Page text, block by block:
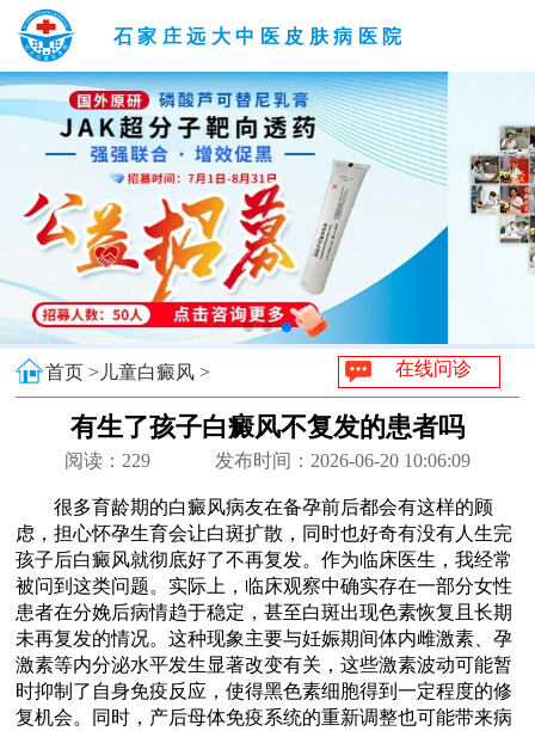
石家庄远大中医皮肤病医院
首页 > 儿童白癜风 > 在线问诊
有生了孩子白癜风不复发的患者吗
阅读： 229 发布时间：2026-06-20 10:06:09
很多育龄期的白癜风病友在备孕前后都会有这样的顾
虑，担心怀孕生育会让白斑扩散，同时也好奇有没有人生完
孩子后白癜风就彻底好了不再复发。作为临床医生，我经常
被问到这类问题。实际上，临床观察中确实存在一部分女性
患者在分娩后病情趋于稳定，甚至白斑出现色素恢复且长期
未再复发的情况。这种现象主要与妊娠期间体内雌激素、孕
激素等内分泌水平发生显著改变有关，这些激素波动可能暂
时抑制了自身免疫反应，使得黑色素细胞得到一定程度的修
复机会。同时，产后母体免疫系统的重新调整也可能带来病